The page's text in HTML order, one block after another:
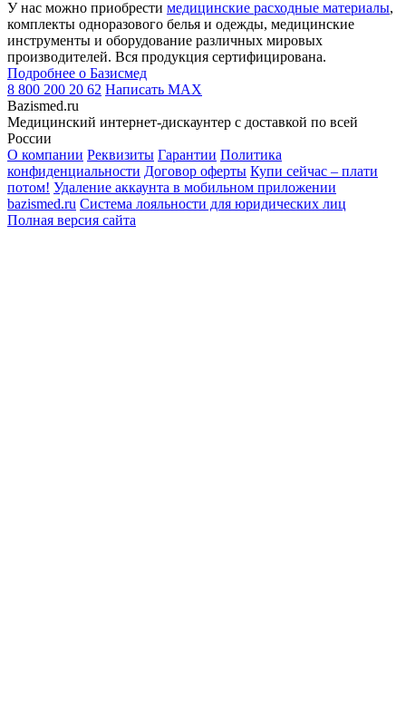
У нас можно приобрести медицинские расходные материалы,
комплекты одноразового белья и одежды, медицинские
инструменты и оборудование различных мировых
производителей. Вся продукция сертифицирована.
Подробнее о Базисмед
8 800 200 20 62 Написать MAX
Bazismed.ru
Медицинский интернет-дискаунтер с доставкой по всей
России
О компании Реквизиты Гарантии Политика
конфиденциальности Договор оферты Купи сейчас – плати
потом! Удаление аккаунта в мобильном приложении
bazismed.ru Система лояльности для юридических лиц
Полная версия сайта